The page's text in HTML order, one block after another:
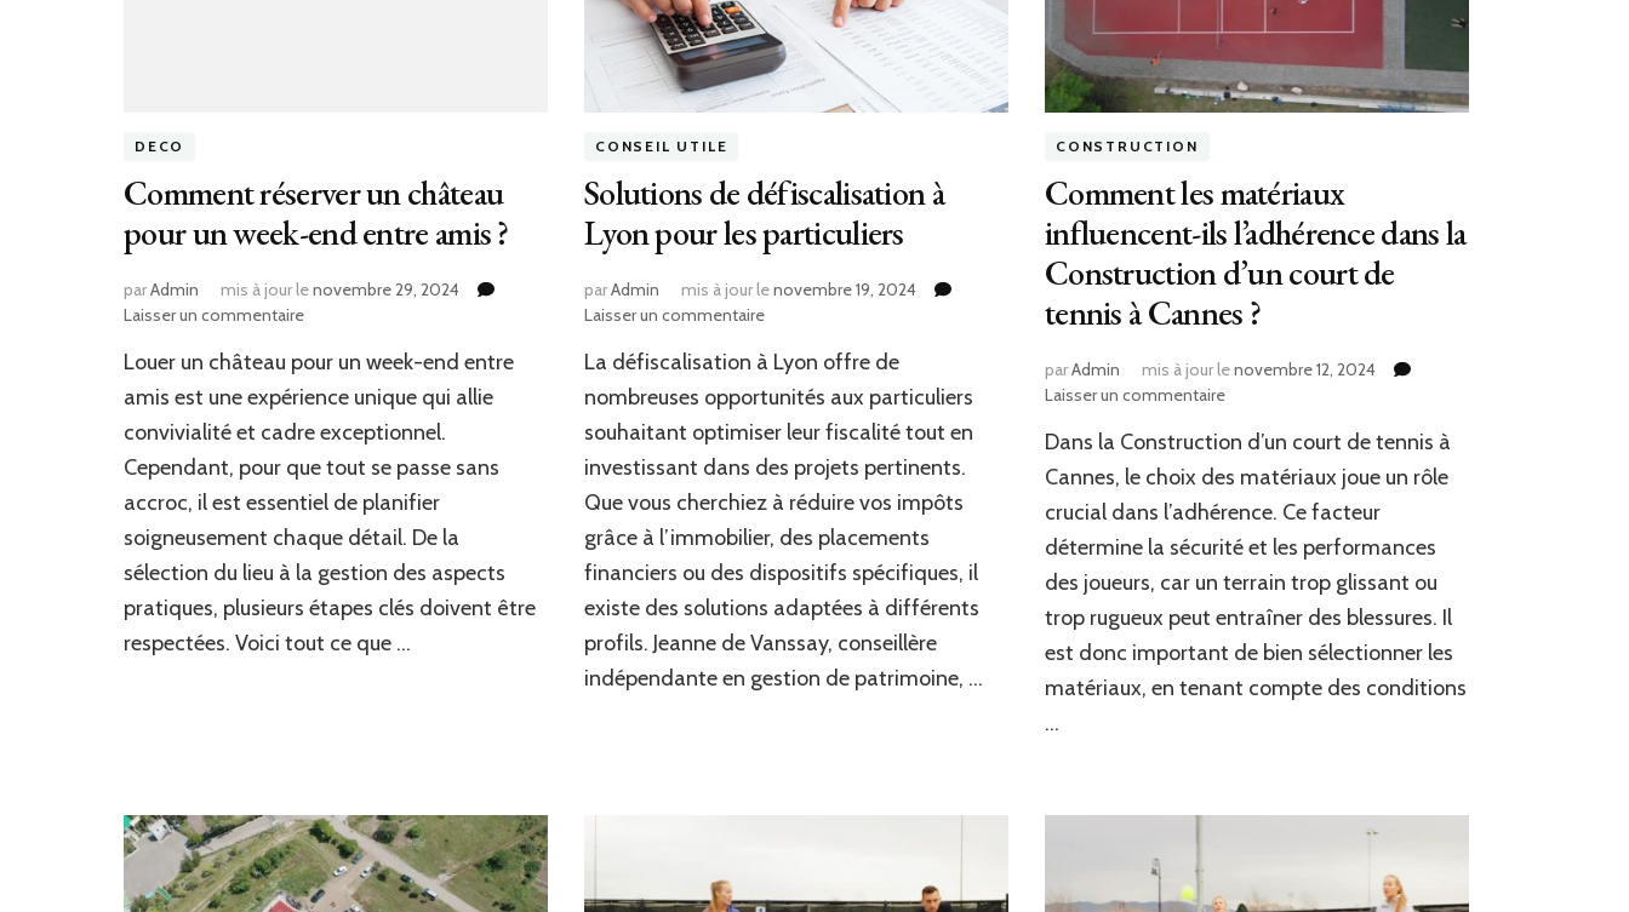
DECO
Comment réserver un château
pour un week-end entre amis ?
parAdmin mis à jour lenovembre 29, 2024
Laisser un commentairesur
réserver
un
pour
un
week-
entre
amis
Louer un château pour un week-end entre
amis est une expérience unique qui allie
convivialité et cadre exceptionnel.
Cependant, pour que tout se passe sans
accroc, il est essentiel de planifier
soigneusement chaque détail. De la
sélection du lieu à la gestion des aspects
pratiques, plusieurs étapes clés doivent être
respectées. Voici tout ce que …
CONSEIL UTILE
Solutions de défiscalisation à
Lyon pour les particuliers
parAdmin mis à jour lenovembre 19, 2024
Laisser un commentairesur
de
défiscalisation
Lyon
pour
les
La défiscalisation à Lyon offre de
nombreuses opportunités aux particuliers
souhaitant optimiser leur fiscalité tout en
investissant dans des projets pertinents.
Que vous cherchiez à réduire vos impôts
grâce à l’immobilier, des placements
financiers ou des dispositifs spécifiques, il
existe des solutions adaptées à différents
profils. Jeanne de Vanssay, conseillère
indépendante en gestion de patrimoine, …
CONSTRUCTION
Comment les matériaux
influencent-ils l’adhérence dans la
Construction d’un court de
tennis à Cannes ?
parAdmin mis à jour lenovembre 12, 2024
Laisser un commentairesur
les
matériaux
ils
l’adhérence
dans
Construction
d’un
de
Dans la Construction d’un court de tennis à
Cannes, le choix des matériaux joue un rôle
crucial dans l’adhérence. Ce facteur
détermine la sécurité et les performances
des joueurs, car un terrain trop glissant ou
trop rugueux peut entraîner des blessures. Il
est donc important de bien sélectionner les
matériaux, en tenant compte des conditions
…